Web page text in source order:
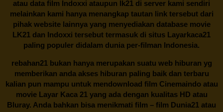
atau data film Indoxxi ataupun lk21 di server kami sendiri
melainkan kami hanya menangkap tautan link tersebut dari
pihak website lainnya yang menyediakan database movie
LK21 dan Indoxxi tersebut termasuk di situs Layarkaca21
paling populer didalam dunia per-filman Indonesia.
rebahan21bukan hanya merupakan suatu web hiburan yg
memberikan anda akses hiburan paling baik dan terbaru
kalian pun mampu untuk mendownload film Cinemaindo atau
movie Layar Kaca 21 yang ada dengan kualitas HD atau
Bluray. Anda bahkan bisa menikmati film – film Dunia21 atau